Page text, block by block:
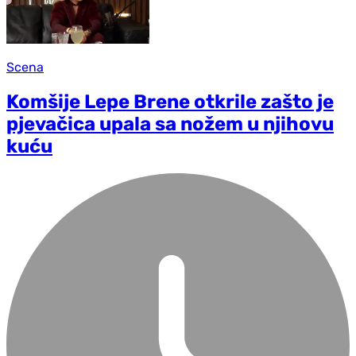
Scena
Komšije Lepe Brene otkrile zašto je
pjevačica upala sa nožem u njihovu
kuću